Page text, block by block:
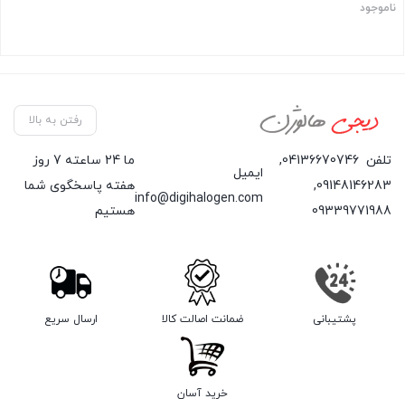
ناموجود
رفتن به بالا
تلفن 04136670746
,
09148146283
,
09339771988
ایمیل
info@digihalogen.com
ما 24 ساعته 7 روز
هفته پاسخگوی شما
هستیم
پشتیبانی ضمانت اصالت کالا ارسال سریع
خرید آسان